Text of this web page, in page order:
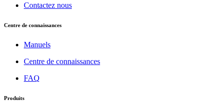
Contactez nous
Centre de connaissances
Manuels
Centre de connaissances
FAQ
Produits